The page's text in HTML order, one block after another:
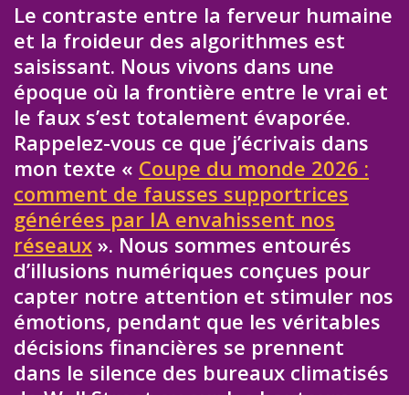
Le contraste entre la ferveur humaine
et la froideur des algorithmes est
saisissant. Nous vivons dans une
époque où la frontière entre le vrai et
le faux s’est totalement évaporée.
Rappelez-vous ce que j’écrivais dans
mon texte « Coupe du monde 2026 :
comment de fausses supportrices
générées par IA envahissent nos
réseaux ». Nous sommes entourés
d’illusions numériques conçues pour
capter notre attention et stimuler nos
émotions, pendant que les véritables
décisions financières se prennent
dans le silence des bureaux climatisés